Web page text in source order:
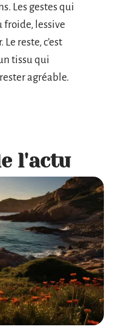
Les gestes qui
froide, lessive
reste, c’est
tissu qui
agréable.
l'actu